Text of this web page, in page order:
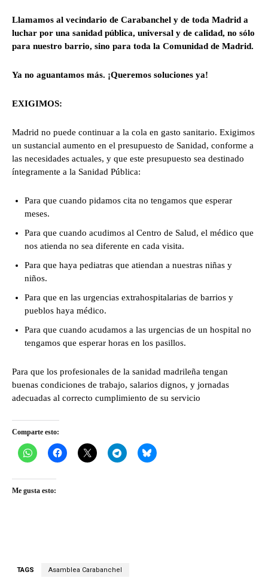
Llamamos al vecindario de Carabanchel y de toda Madrid a
luchar por una sanidad pública, universal y de calidad, no sólo
para nuestro barrio, sino para toda la Comunidad de Madrid.
Ya no aguantamos más. ¡Queremos soluciones ya!
EXIGIMOS:
Madrid no puede continuar a la cola en gasto sanitario. Exigimos
un sustancial aumento en el presupuesto de Sanidad, conforme a
las necesidades actuales, y que este presupuesto sea destinado
íntegramente a la Sanidad Pública:
Para que cuando pidamos cita no tengamos que esperar
meses.
Para que cuando acudimos al Centro de Salud, el médico que
nos atienda no sea diferente en cada visita.
Para que haya pediatras que atiendan a nuestras niñas y
niños.
Para que en las urgencias extrahospitalarias de barrios y
pueblos haya médico.
Para que cuando acudamos a las urgencias de un hospital no
tengamos que esperar horas en los pasillos.
Para que los profesionales de la sanidad madrileña tengan
buenas condiciones de trabajo, salarios dignos, y jornadas
adecuadas al correcto cumplimiento de su servicio
Comparte esto:
Me gusta esto:
TAGS Asamblea Carabanchel